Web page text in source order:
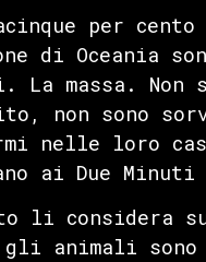
per
di Oceania
La massa. Non
non sono
nelle loro
ai Due Minuti
li considera
animali